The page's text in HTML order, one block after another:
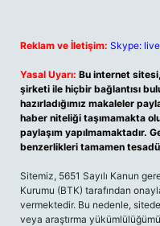
Reklam ve İletişim: Skype:
Yasal Uyarı: Bu internet
şirketi ile hiçbir bağlantısı
hazırladığımız makaleler
haber niteliği taşımamakta
paylaşım yapılmamaktadır.
benzerlikleri tamamen
Sitemiz, 5651 Sayılı Kanun
Kurumu (BTK) tarafından
vermektedir. Bu nedenle,
veya araştırma